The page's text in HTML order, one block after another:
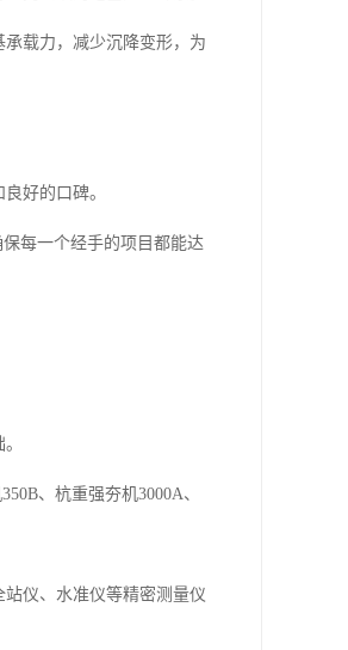
载力，减少沉降变形，为
好的口碑。
每一个经手的项目都能达
、杭重强夯机3000A、
仪、水准仪等精密测量仪